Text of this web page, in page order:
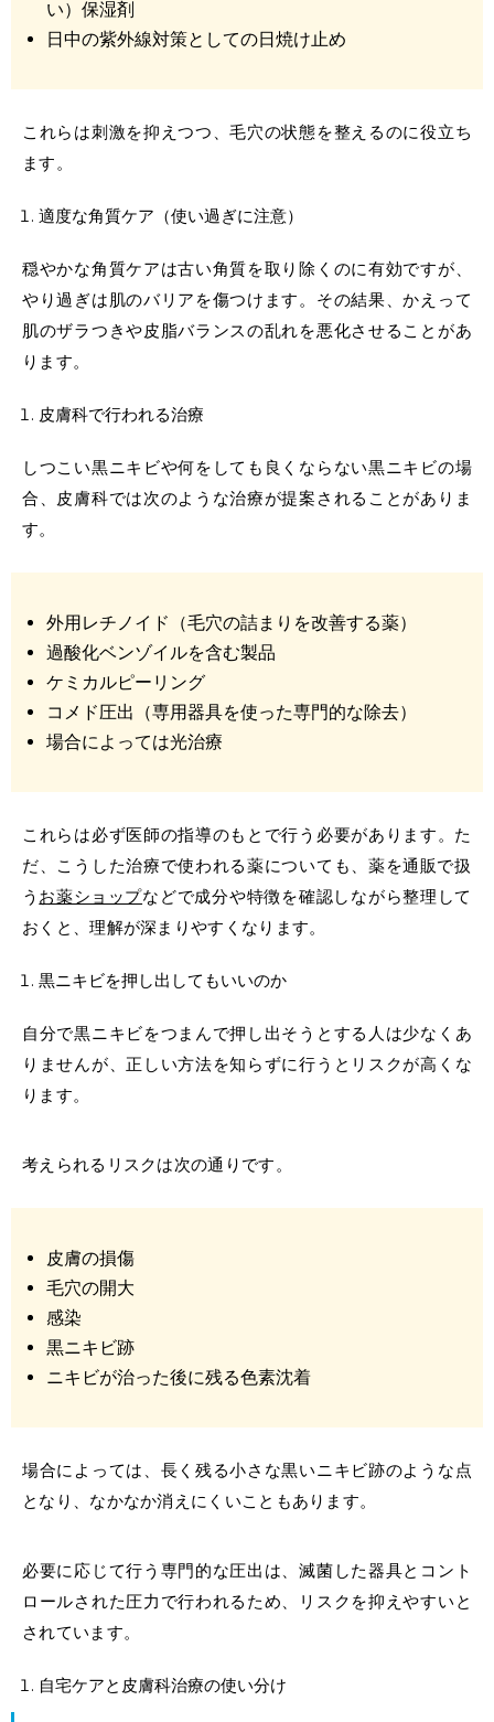
い）保湿剤
日中の紫外線対策としての日焼け止め
これらは刺激を抑えつつ、毛穴の状態を整えるのに役立ち
ます。
適度な角質ケア（使い過ぎに注意）
穏やかな角質ケアは古い角質を取り除くのに有効ですが、
やり過ぎは肌のバリアを傷つけます。その結果、かえって
肌のザラつきや皮脂バランスの乱れを悪化させることがあ
ります。
皮膚科で行われる治療
しつこい黒ニキビや何をしても良くならない黒ニキビの場
合、皮膚科では次のような治療が提案されることがありま
す。
外用レチノイド（毛穴の詰まりを改善する薬）
過酸化ベンゾイルを含む製品
ケミカルピーリング
コメド圧出（専用器具を使った専門的な除去）
場合によっては光治療
これらは必ず医師の指導のもとで行う必要があります。 た
だ、こうした治療で使われる薬についても、 薬を通販で扱
う お薬ショップなどで成分や特徴を確認しながら整理して
おくと、理解が深まりやすくなります。
黒ニキビを押し出してもいいのか
自分で黒ニキビをつまんで押し出そうとする人は少なくあ
りませんが、正しい方法を知らずに行うとリスクが高くな
ります。
考えられるリスクは次の通りです。
皮膚の損傷
毛穴の開大
感染
黒ニキビ跡
ニキビが治った後に残る色素沈着
場合によっては、長く残る小さな黒いニキビ跡のような点
となり、なかなか消えにくいこともあります。
必要に応じて行う専門的な圧出は、滅菌した器具とコント
ロールされた圧力で行われるため、リスクを抑えやすいと
されています。
自宅ケアと皮膚科治療の使い分け